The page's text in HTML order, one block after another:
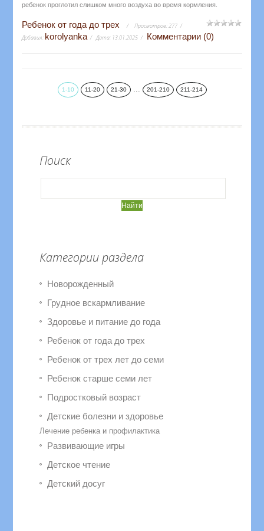
ребенок проглотил слишком много воздуха во время кормления.
Ребенок от года до трех Просмотров:277
Добавил: korolyanka Дата: 13.01.2025 Комментарии (0)
1-10 11-20 21-30 ... 201-210 211-214
Поиск
Категории раздела
Новорожденный
Грудное вскармливание
Здоровье и питание до года
Ребенок от года до трех
Ребенок от трех лет до семи
Ребенок старше семи лет
Подростковый возраст
Детские болезни и здоровье
Лечение ребенка и профилактика
Развивающие игры
Детское чтение
Детский досуг